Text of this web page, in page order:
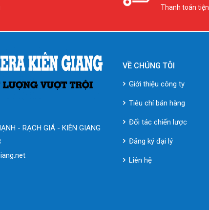
Thanh toán
- RẠCH GIÁ - KIÊN GIANG
VỀ CHÚNG TÔI
Giới thiệu công ty
Tiêu chí bán hàng
Đối tác chiến lược
Đăng ký đại lý
Liên hệ